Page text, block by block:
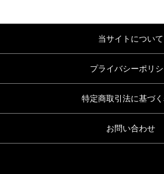
当サイトについて
プライバシーポリ
特定商取引法に基づ
お問い合わせ